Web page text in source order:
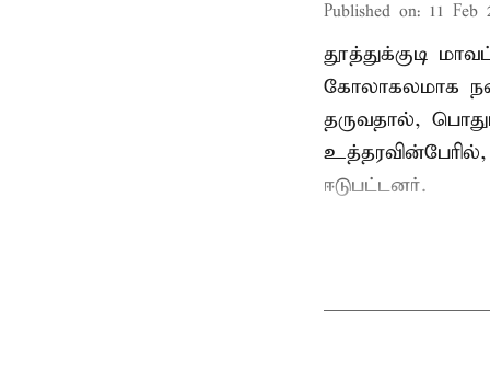
Published on: 11 Feb
தூத்துக்குடி
கோலாகலமாக
தருவதால்,
ஈடுபட்டனர்.